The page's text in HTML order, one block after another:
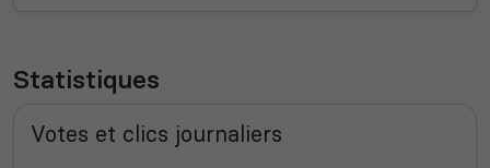
Statistiques
Votes et clics journaliers